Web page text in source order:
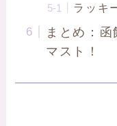
ラッキ
まとめ：
マスト！